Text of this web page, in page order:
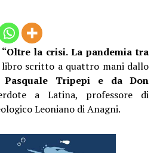
“Oltre la crisi. La pandemia tra
scritto a quattro mani dallo
Pasquale Tripepi e da Don
a Latina, professore di
Leoniano di Anagni.